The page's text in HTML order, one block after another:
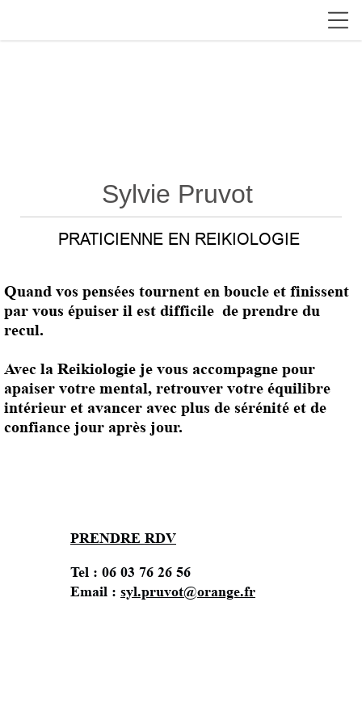
Sylvie Pruvot
PRATICIENNE EN REIKIOLOGIE
Quand vos pensées tournent en boucle et finissent
par vous épuiser il est difficile de prendre du
recul.
Avec la Reikiologie je vous accompagne pour
apaiser votre mental, retrouver votre équilibre
intérieur et avancer avec plus de sérénité et de
confiance jour après jour.
PRENDRE RDV
Tel : 06 03 76 26 56
Email : syl.pruvot@orange.fr